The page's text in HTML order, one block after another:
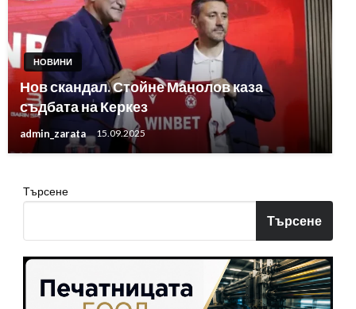
НОВИНИ
Нов скандал. Стойне Манолов каза
съдбата на Керкез
admin_zarata 15.09.2025
Търсене
Търсене